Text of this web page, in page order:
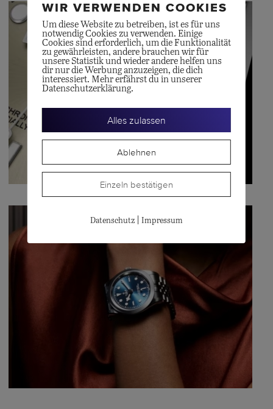
WIR VERWENDEN COOKIES
Um diese Website zu betreiben, ist es für uns
notwendig Cookies zu verwenden. Einige
Cookies sind erforderlich, um die Funktionalität
zu gewährleisten, andere brauchen wir für
unsere Statistik und wieder andere helfen uns
dir nur die Werbung anzuzeigen, die dich
interessiert. Mehr erfährst du in unserer
Datenschutzerklärung.
Alles zulassen
Ablehnen
Einzeln bestätigen
Datenschutz| Impressum